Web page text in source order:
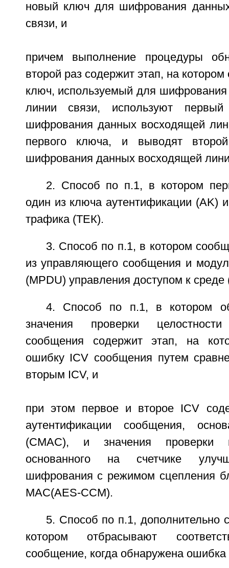
новый ключ для шифрования
связи, и
причем выполнение процедуры
второй раз содержит этап, на
ключ, используемый для
линии связи, используют
шифрования данных восходящей
первого ключа, и выводят
шифрования данных восходящей
2. Способ по п.1, в котором
один из ключа аутентификации (AK)
трафика (ТЕК).
3. Способ по п.1, в котором
из управляющего сообщения и
(MPDU) управления доступом к среде
4. Способ по п.1, в котором
значения проверки
сообщения содержит этап, на
ошибку ICV сообщения путем
вторым ICV, и
при этом первое и второе ICV
аутентификации сообщения,
(CMAC), и значения проверки
основанного на счетчике
шифрования с режимом сцепления
MAC(AES-CCM).
5. Способ по п.1, дополнительно
котором отбрасывают
сообщение, когда обнаружена ошибка